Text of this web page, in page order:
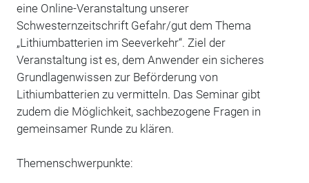
eine Online-Veranstaltung unserer
Schwesternzeitschrift Gefahr/gut dem Thema
„Lithiumbatterien im Seeverkehr“. Ziel der
Veranstaltung ist es, dem Anwender ein sicheres
Grundlagenwissen zur Beförderung von
Lithiumbatterien zu vermitteln. Das Seminar gibt
zudem die Möglichkeit, sachbezogene Fragen in
gemeinsamer Runde zu klären.
Themenschwerpunkte: